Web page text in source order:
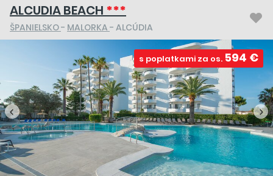
ALCUDIA BEACH ***
ŠPANIELSKO- MALORKA - ALCÚDIA
s poplatkami za os. 594 €